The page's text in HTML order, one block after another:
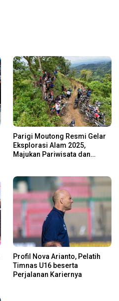
Parigi Moutong Resmi Gelar
Eksplorasi Alam 2025,
Majukan Pariwisata dan
Profil Nova Arianto, Pelatih
Timnas U16 beserta
Perjalanan Kariernya